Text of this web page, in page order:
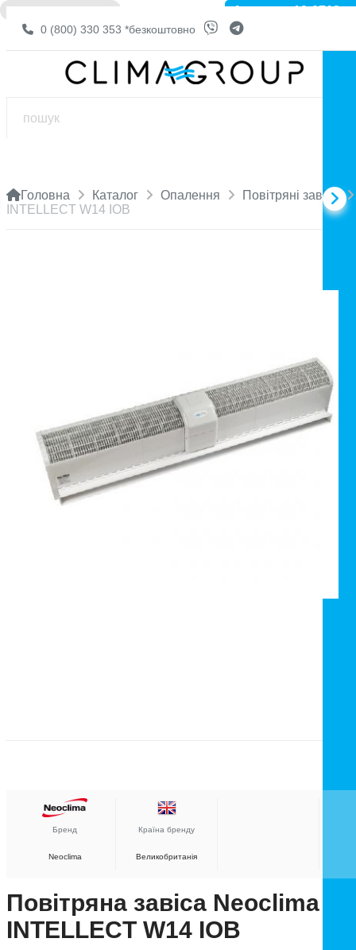
0 (800) 330 353 *безкоштовно
Головна Каталог Опалення
Повітряні завіси
INTELLECT W14 IOB
Артикул: 10-0712
❌ НЕМА В НАЯВНОСТІ
Бренд
Neoclima
Країна бренду
Великобританія
Повітряна завіса Neoclima
INTELLECT W14 IOB